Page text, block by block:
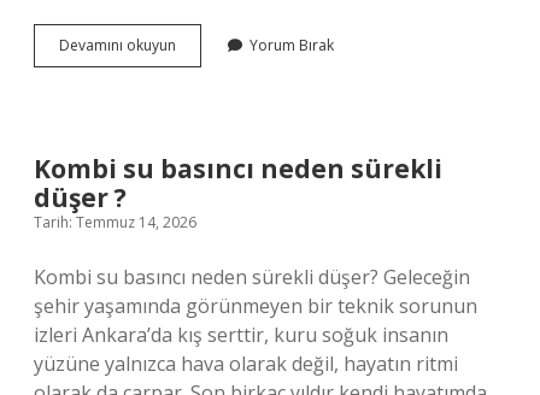
Devamını okuyun
burcu
Yorum Bırak
Kombi su basıncı neden sürekli
düşer ?
Tarih: Temmuz 14, 2026
Kombi su basıncı neden sürekli düşer? Geleceğin
şehir yaşamında görünmeyen bir teknik sorunun
izleri Ankara’da kış serttir, kuru soğuk insanın
yüzüne yalnızca hava olarak değil, hayatın ritmi